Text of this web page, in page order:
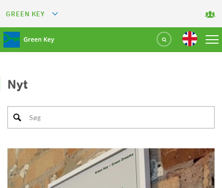
GREEN KEY
GREEN RESTAURANT
GREEN SPORT FACILITY
GREEN TOURISM ORGANIZATION
GREEN ATTRACTION
Nyt